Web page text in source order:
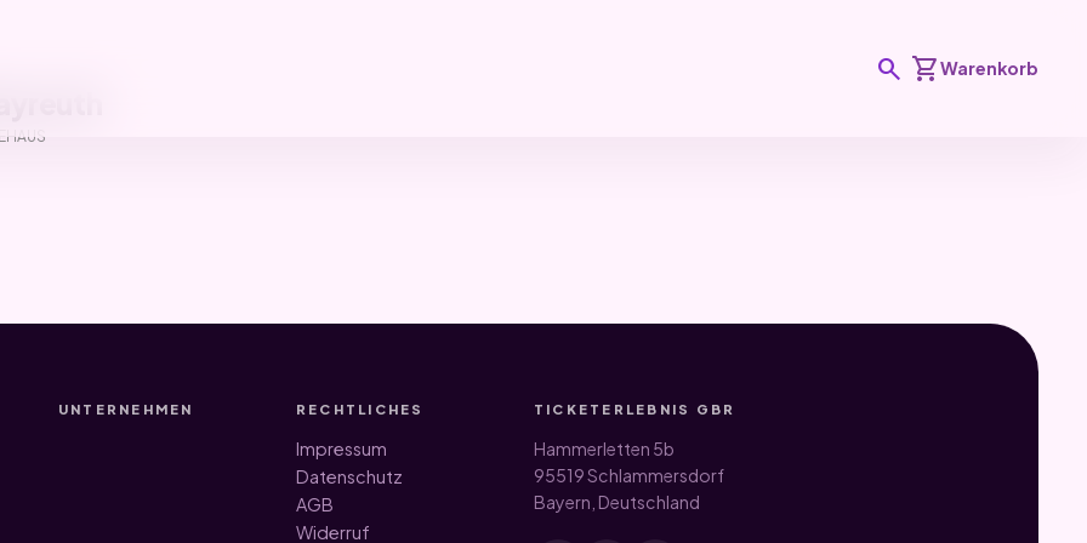
search shopping_cartWarenkorb
UNTERNEHMEN RECHTLICHES
Impressum
Datenschutz
AGB
Widerruf
TICKETERLEBNIS GBR
Hammerletten 5b
95519 Schlammersdorf
Bayern, Deutschland